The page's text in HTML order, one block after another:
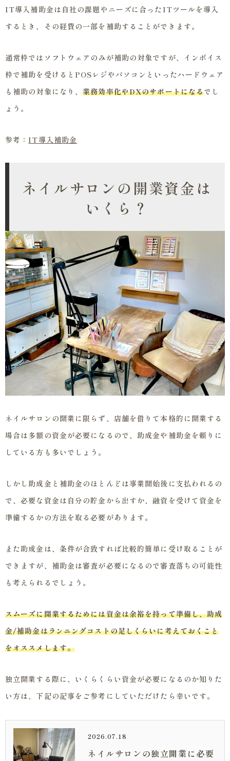
IT導入補助金は自社の課題やニーズに合ったITツールを導入
するとき、その経費の一部を補助することができます。
通常枠ではソフトウェアのみが補助の対象ですが、インボイス
枠で補助を受けるとPOSレジやパソコンといったハードウェア
も補助の対象になり、業務効率化やDXのサポートになるでし
ょう。
参考：IT導入補助金
ネイルサロンの開業資金は
いくら？
ネイルサロンの開業に限らず、店舗を借りて本格的に開業する
場合は多額の資金が必要になるので、助成金や補助金を頼りに
している方も多いでしょう。
しかし助成金と補助金のほとんどは事業開始後に支払われるの
で、必要な資金は自分の貯金から出すか、融資を受けて資金を
準備するかの方法を取る必要があります。
また助成金は、条件が合致すれば比較的簡単に受け取ることが
できますが、補助金は審査が必要になるので審査落ちの可能性
も考えられるでしょう。
スムーズに開業するためには資金は余裕を持って準備し、助成
金/補助金はランニングコストの足しくらいに考えておくこと
をオススメします。
独立開業する際に、いくらくらい資金が必要になるのか知りた
い方は、下記の記事をご参考にしていただけたら幸いです。
2026.07.18
ネイルサロンの独立開業に必要